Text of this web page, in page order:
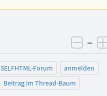
–
SELFHTML-Forum
anmelden
Beitrag im Thread-Baum